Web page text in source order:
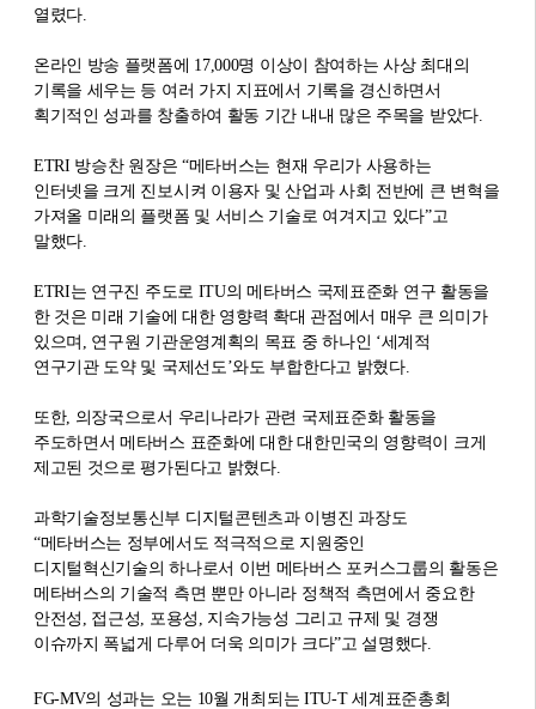
열렸다.
온라인 방송 플랫폼에 17,000명 이상이 참여하는 사상 최대의
기록을 세우는 등 여러 가지 지표에서 기록을 경신하면서
획기적인 성과를 창출하여 활동 기간 내내 많은 주목을 받았다.
ETRI 방승찬 원장은 “메타버스는 현재 우리가 사용하는
인터넷을 크게 진보시켜 이용자 및 산업과 사회 전반에 큰 변혁을
가져올 미래의 플랫폼 및 서비스 기술로 여겨지고 있다”고
말했다.
ETRI는 연구진 주도로 ITU의 메타버스 국제표준화 연구 활동을
한 것은 미래 기술에 대한 영향력 확대 관점에서 매우 큰 의미가
있으며, 연구원 기관운영계획의 목표 중 하나인 ‘세계적
연구기관 도약 및 국제선도’와도 부합한다고 밝혔다.
또한, 의장국으로서 우리나라가 관련 국제표준화 활동을
주도하면서 메타버스 표준화에 대한 대한민국의 영향력이 크게
제고된 것으로 평가된다고 밝혔다.
과학기술정보통신부 디지털콘텐츠과 이병진 과장도
“메타버스는 정부에서도 적극적으로 지원중인
디지털혁신기술의 하나로서 이번 메타버스 포커스그룹의 활동은
메타버스의 기술적 측면 뿐만 아니라 정책적 측면에서 중요한
안전성, 접근성, 포용성, 지속가능성 그리고 규제 및 경쟁
이슈까지 폭넓게 다루어 더욱 의미가 크다”고 설명했다.
FG-MV의 성과는 오는 10월 개최되는 ITU-T 세계표준총회